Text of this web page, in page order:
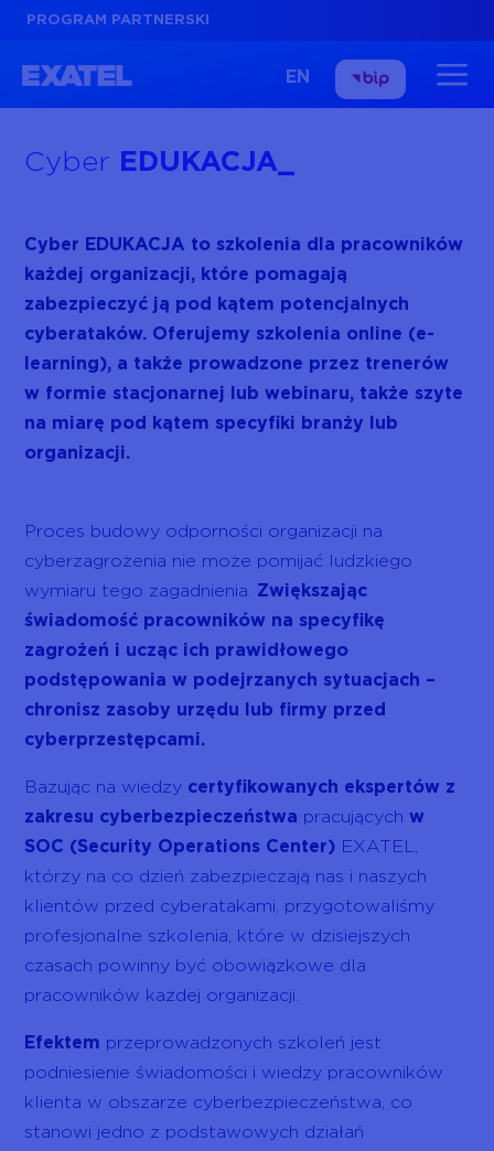
PROGRAM PARTNERSKI
EN
Cyber EDUKACJA
Cyber EDUKACJA to szkolenia dla pracowników
każdej organizacji, które pomagają
zabezpieczyć ją pod kątem potencjalnych
cyberataków. Oferujemy szkolenia online (e-
learning), a także prowadzone przez trenerów
w formie stacjonarnej lub webinaru, także szyte
na miarę pod kątem specyfiki branży lub
organizacji.
Proces budowy odporności organizacji na
cyberzagrożenia nie może pomijać ludzkiego
wymiaru tego zagadnienia. Zwiększając
świadomość pracowników na specyfikę
zagrożeń i ucząc ich prawidłowego
podstępowania w podejrzanych sytuacjach –
chronisz zasoby urzędu lub firmy przed
cyberprzestępcami.
Bazując na wiedzy certyfikowanych ekspertów z
zakresu cyberbezpieczeństwa pracującychw
SOC (Security Operations Center) EXATEL,
którzy na co dzień zabezpieczają nas i naszych
klientów przed cyberatakami, przygotowaliśmy
profesjonalne szkolenia, które w dzisiejszych
czasach powinny być obowiązkowe dla
pracowników każdej organizacji.
Efektem przeprowadzonych szkoleń jest
podniesienie świadomości i wiedzy pracowników
klienta w obszarze cyberbezpieczeństwa, co
stanowi jedno z podstawowych działań